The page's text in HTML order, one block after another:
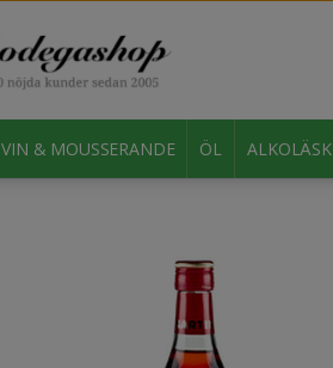
VIN & MOUSSERANDE ÖL ALKOLÄSK